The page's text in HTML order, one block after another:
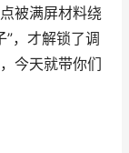
被满屏材料绕
，才解锁了调
今天就带你们